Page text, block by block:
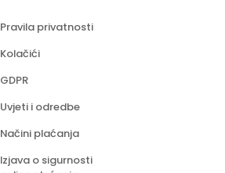
Pravila privatnosti
Kolačići
GDPR
Uvjeti i odredbe
Načini plaćanja
Izjava o sigurnosti